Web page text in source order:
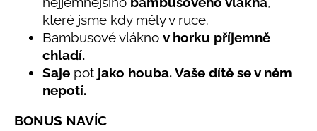
hvězdiček.které jsme kdy měly v ruce.
Bambusové vlákno v horku příjemně
chladí.
Saje pot jako houba. Vaše dítě se v něm
nepotí.
BONUS NAVÍC
LETNÍ
KLOBOUČEK
OUŠKY